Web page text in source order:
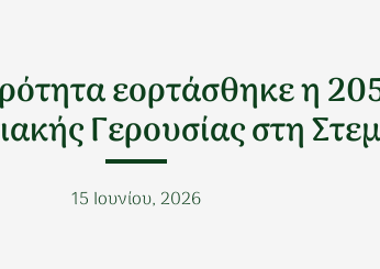
εορτάσθηκε η
Γερουσίας στη
15 Ιουνίου, 2026